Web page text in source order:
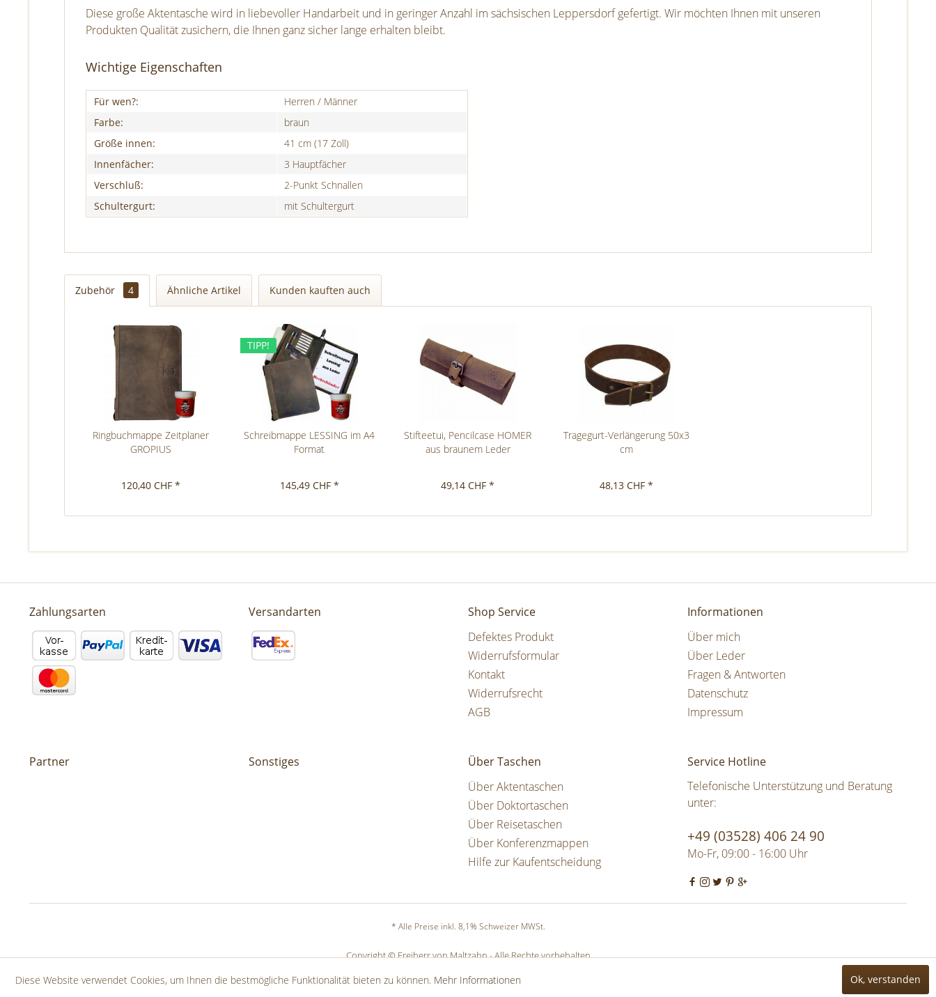
Diese große Aktentasche wird in liebevoller Handarbeit und in geringer Anzahl im sächsischen Leppersdorf gefertigt. Wir möchten Ihnen mit unseren
Produkten Qualität zusichern, die Ihnen ganz sicher lange erhalten bleibt.
Wichtige Eigenschaften
Für wen?:
Herren / Männer
Farbe:
braun
Größe innen:
41 cm (17 Zoll)
Innenfächer:
3 Hauptfächer
Verschluß:
2-Punkt Schnallen
Schultergurt:
mit Schultergurt
Zubehör 4 Ähnliche Artikel Kunden kauften auch
Ringbuchmappe Zeitplaner
GROPIUS
120,40 CHF *
TIPP!
Schreibmappe LESSING im A4
Format
145,49 CHF *
Stifteetui, Pencilcase HOMER
aus braunem Leder
49,14 CHF *
Tragegurt-Verlängerung 50x3
cm
48,13 CHF *
Zahlungsarten Versandarten
Shop Service
Defektes Produkt
Widerrufsformular
Kontakt
Widerrufsrecht
AGB
Informationen
Über mich
Über Leder
Fragen & Antworten
Datenschutz
Impressum
Partner Sonstiges
Über Taschen
Über Aktentaschen
Über Doktortaschen
Über Reisetaschen
Über Konferenzmappen
Hilfe zur Kaufentscheidung
Service Hotline
Telefonische Unterstützung und Beratung
unter:
+49 (03528) 406 24 90
Mo-Fr, 09:00 - 16:00 Uhr
* Alle Preise inkl. 8,1% Schweizer MWSt.
Copyright © Freiherr von Maltzahn - Alle Rechte vorbehalten
Diese Website verwendet Cookies, um Ihnen die bestmögliche Funktionalität bieten zu können. Mehr Informationen Ok, verstanden